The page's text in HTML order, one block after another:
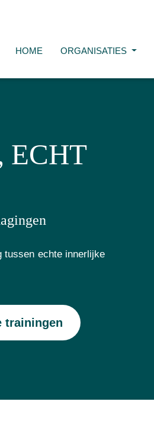
HOME ORGANISATIES
ECHT
tussen echte innerlijke
trainingen